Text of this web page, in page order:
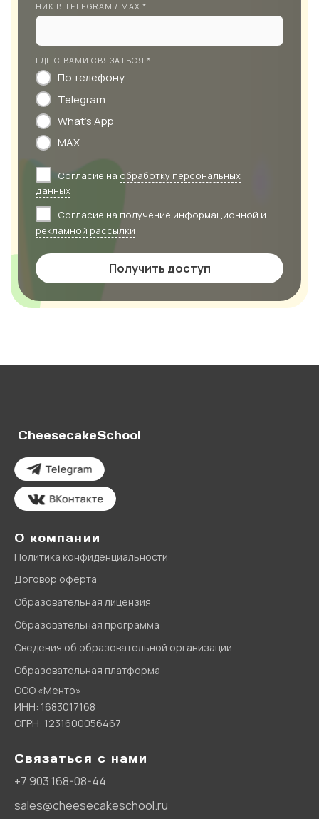
НИК В TELEGRAM / MAX *
ГДЕ С ВАМИ СВЯЗАТЬСЯ *
По телефону
Telegram
What's App
MAX
Согласие на обработку персональных
данных
Согласие на получение информационной и
рекламной рассылки
Получить доступ
CheesecakeSchool
О компании
Политика конфиденциальности
Договор оферта
Образовательная лицензия
Образовательная программа
Сведения об образовательной организации
Образовательная платформа
ООО «Менто»
ИНН: 1683017168
ОГРН: 1231600056467
Связаться с нами
+7 903 168-08-44
sales@cheesecakeschool.ru